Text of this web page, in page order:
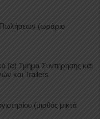
Πωλήσεων (ωράριο
(α) Τμήμα Συντήρησης και
και Trailers
(μισθός μικτά